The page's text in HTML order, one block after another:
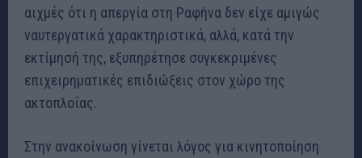
αιχμές ότι η απεργία στη Ραφήνα δεν είχε αμιγώς
ναυτεργατικά χαρακτηριστικά, αλλά, κατά την
εκτίμησή της, εξυπηρέτησε συγκεκριμένες
επιχειρηματικές επιδιώξεις στον χώρο της
ακτοπλοΐας.
Στην ανακοίνωση γίνεται λόγος για κινητοποίηση